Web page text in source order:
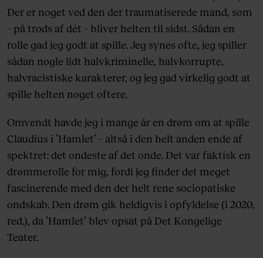
Der er noget ved den der traumatiserede mand, som
– på trods af dét – bliver helten til sidst. Sådan en
rolle gad jeg godt at spille. Jeg synes ofte, jeg spiller
sådan nogle lidt halvkriminelle, halvkorrupte,
halvracistiske karakterer, og jeg gad virkelig godt at
spille helten noget oftere.
Omvendt havde jeg i mange år en drøm om at spille
Claudius i ’Hamlet’ – altså i den helt anden ende af
spektret: det ondeste af det onde. Det var faktisk en
drømmerolle for mig, fordi jeg finder det meget
fascinerende med den der helt rene sociopatiske
ondskab. Den drøm gik heldigvis i opfyldelse (i 2020,
red.), da ’Hamlet’ blev opsat på Det Kongelige
Teater.